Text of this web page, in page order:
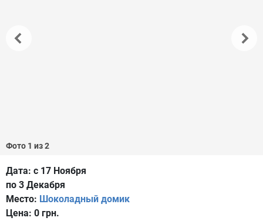
Фото 1 из 2
Дата: с 17 Ноября
по 3 Декабря
Место: Шоколадный домик
Цена: 0 грн.